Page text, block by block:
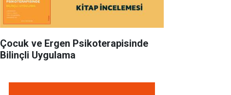
Çocuk ve Ergen Psikoterapisinde
Bilinçli Uygulama